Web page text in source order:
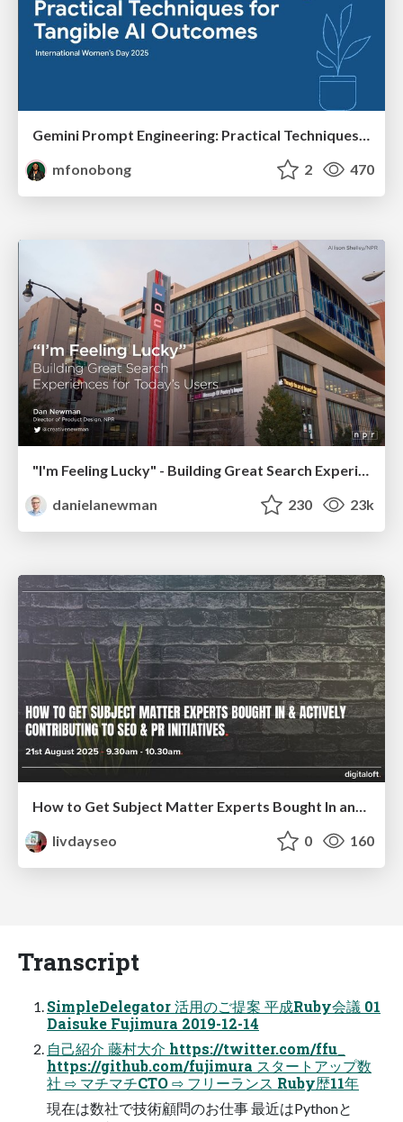
Gemini Prompt Engineering: Practical Techniques for Tangible AI Outcomes
mfonobong
2 470
"I'm Feeling Lucky" - Building Great Search Experiences for Today's Users (#IAC19)
danielanewman
230 23k
livdayseo
0 160
Transcript
SimpleDelegator 活⽤のご提案 平成Ruby会議 01
Daisuke Fujimura 2019-12-14
⾃⼰紹介 藤村⼤介 https://twitter.com/ffu_
https://github.com/fujimura スタートアップ数
社 ⇨ マチマチCTO ⇨ フリーランス Ruby歴11年
現在は数社で技術顧問のお仕事 最近はPythonと